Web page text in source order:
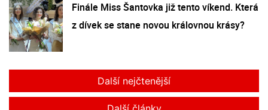
Finále Miss Šantovka již tento víkend. Která
z dívek se stane novou královnou krásy?
Další nejčtenější